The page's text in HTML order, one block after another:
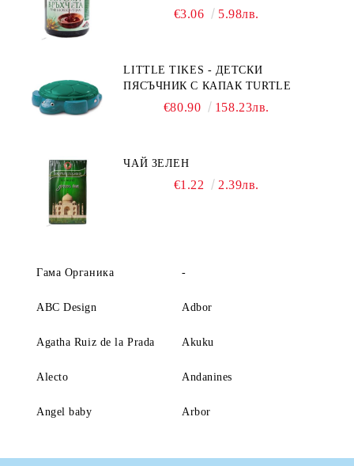
€3.06 5.98лв.
LITTLE TIKES - ДЕТСКИ
ПЯСЪЧНИК С КАПАК TURTLE
€80.90 158.23лв.
ЧАЙ ЗЕЛЕН
€1.22 2.39лв.
Гама Органика -
ABC Design Adbor
Agatha Ruiz de la Prada Akuku
Alecto Andanines
Angel baby Arbor